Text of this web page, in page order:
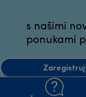
s našimi
ponukami